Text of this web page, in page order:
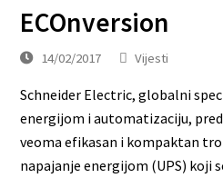
ECOnversion
14/02/2017 Vijesti
Schneider Electric, globalni
energijom i automatizaciju,
veoma efikasan i kompaktan
napajanje energijom (UPS) koji